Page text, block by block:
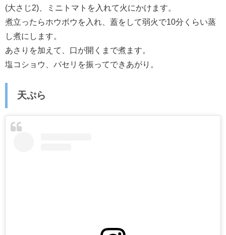
(大さじ2)、ミニトマトを入れて火にかけます。
煮立ったらホウボウを入れ、蓋をして弱火で10分くらい蒸
し煮にします。
あさりを加えて、口が開くまで煮ます。
塩コショウ、パセリを振ってできあがり。
天ぷら